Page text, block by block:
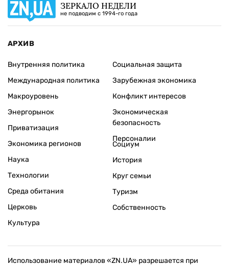
ЗЕРКАЛО НЕДЕЛИ
не подводим с 1994-го года
АРХИВ
Внутренняя политика
Международная политика
Макроуровень
Энергорынок
Приватизация
Экономика регионов
Социальная защита
Зарубежная экономика
Конфликт интересов
Экономическая
безопасность
Персоналии
Наука
Технологии
Среда обитания
Церковь
Культура
Социум
История
Круг семьи
Туризм
Собственность
Использование материалов «ZN.UA» разрешается при